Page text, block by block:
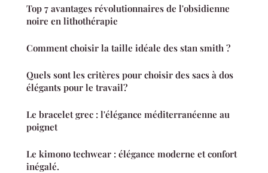
Top 7 avantages révolutionnaires de l'obsidienne
noire en lithothérapie
Comment choisir la taille idéale des stan smith ?
Quels sont les critères pour choisir des sacs à dos
élégants pour le travail?
Le bracelet grec : l'élégance méditerranéenne au
poignet
Le kimono techwear : élégance moderne et confort
inégalé.